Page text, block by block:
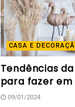
CASA E
Tendências
para fazer em
09/01/2024